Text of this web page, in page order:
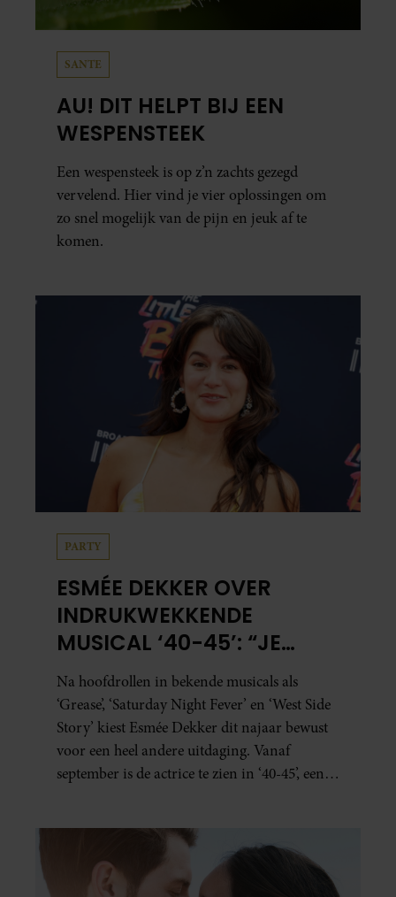
SANTE
AU! DIT HELPT BIJ EEN
WESPENSTEEK
Een wespensteek is op z’n zachts gezegd
vervelend. Hier vind je vier oplossingen om
zo snel mogelijk van de pijn en jeuk af te
komen.
PARTY
ESMÉE DEKKER OVER
INDRUKWEKKENDE
MUSICAL ‘40-45’: “JE
BESEFT INEENS HOE
KOSTBAAR VRIJHEID IS”
Na hoofdrollen in bekende musicals als
‘Grease’, ‘Saturday Night Fever’ en ‘West Side
Story’ kiest Esmée Dekker dit najaar bewust
voor een heel andere uitdaging. Vanaf
september is de actrice te zien in ‘40-45’, een
een voorstelling die niet alleen raakt, maar
het publiek ook aan het denken zet.